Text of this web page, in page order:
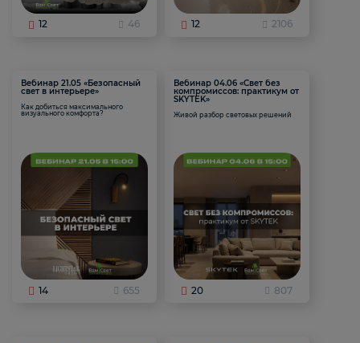
12 46 12 2106
Вебинар 21.05 «Безопасный
свет в интерьере»
Как добиться максимального
визуального комфорта?
14 655
Вебинар 04.06 «Свет без
компромиссов: практикум от
SKYTEK»
Живой разбор световых решений
20 807